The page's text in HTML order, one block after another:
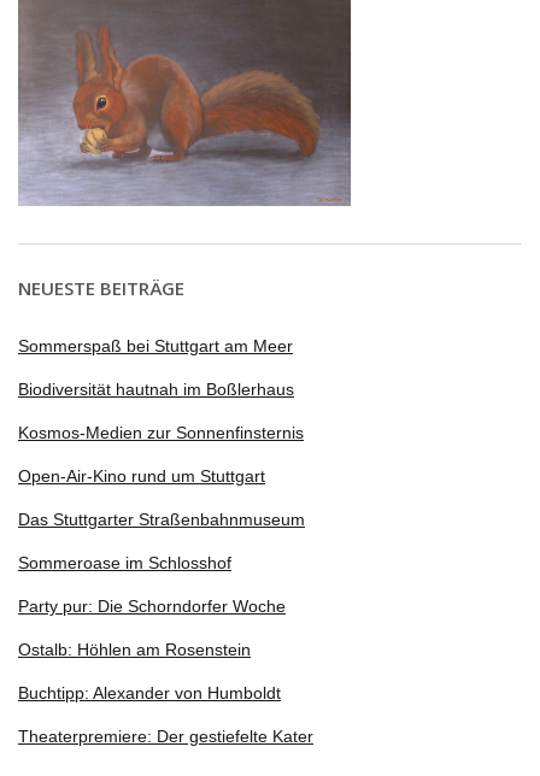
NEUESTE BEITRÄGE
Sommerspaß bei Stuttgart am Meer
Biodiversität hautnah im Boßlerhaus
Kosmos-Medien zur Sonnenfinsternis
Open-Air-Kino rund um Stuttgart
Das Stuttgarter Straßenbahnmuseum
Sommeroase im Schlosshof
Party pur: Die Schorndorfer Woche
Ostalb: Höhlen am Rosenstein
Buchtipp: Alexander von Humboldt
Theaterpremiere: Der gestiefelte Kater